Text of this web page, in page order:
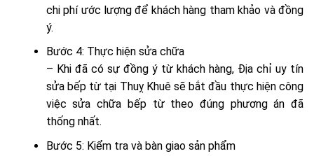
chi phí ước lượng để khách hàng tham khảo và đồng
ý.
Bước 4: Thực hiện sửa chữa
– Khi đã có sự đồng ý từ khách hàng, Địa chỉ uy tín
sửa bếp từ tại Thuỵ Khuê sẽ bắt đầu thực hiện công
việc sửa chữa bếp từ theo đúng phương án đã
thống nhất.
Bước 5: Kiểm tra và bàn giao sản phẩm